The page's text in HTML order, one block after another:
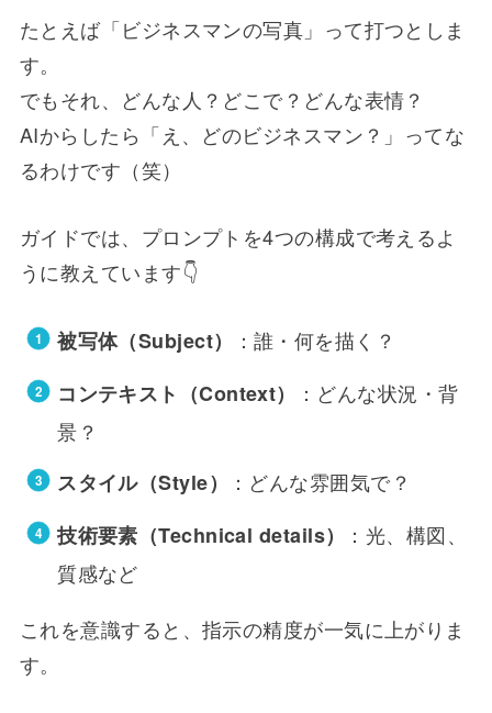
たとえば「ビジネスマンの写真」って打つとしま
す。
でもそれ、どんな人？どこで？どんな表情？
AIからしたら「え、どのビジネスマン？」ってな
るわけです（笑）
ガイドでは、プロンプトを4つの構成で考えるよ
うに教えています👇
被写体（Subject）
：誰・何を描く？
コンテキスト（Context）
：どんな状況・背
景？
スタイル（Style）
：どんな雰囲気で？
技術要素（Technical details）
：光、構図、
質感など
これを意識すると、指示の精度が一気に上がりま
す。